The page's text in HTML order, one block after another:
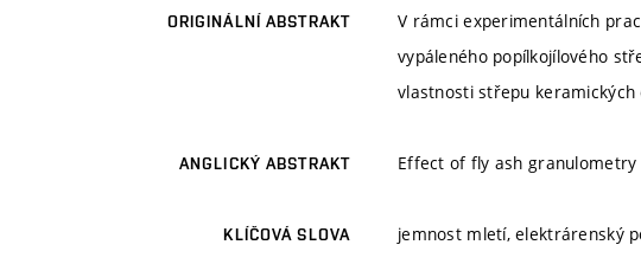
ORIGINÁLNÍ ABSTRAKT
V rámci experimentálních
vypáleného popílkojílového
vlastnosti střepu
ANGLICKÝ ABSTRAKT Effect of fly ash
KLÍČOVÁ SLOVA jemnost mletí, elektrárenský